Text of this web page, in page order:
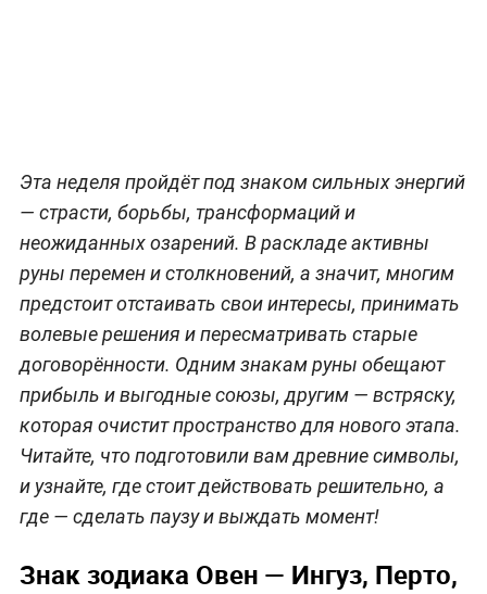
Эта неделя пройдёт под знаком сильных энергий
— страсти, борьбы, трансформаций и
неожиданных озарений. В раскладе активны
руны перемен и столкновений, а значит, многим
предстоит отстаивать свои интересы, принимать
волевые решения и пересматривать старые
договорённости. Одним знакам руны обещают
прибыль и выгодные союзы, другим — встряску,
которая очистит пространство для нового этапа.
Читайте, что подготовили вам древние символы,
и узнайте, где стоит действовать решительно, а
где — сделать паузу и выждать момент!
Знак зодиака Овен — Ингуз, Перто,